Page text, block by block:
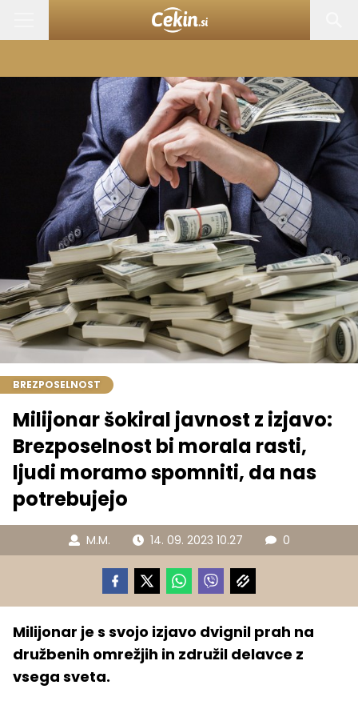
BREZPOSELNOST
Milijonar šokiral javnost z izjavo:
Brezposelnost bi morala rasti,
ljudi moramo spomniti, da nas
potrebujejo
M.M. 14. 09. 2023 10.27 0
Milijonar je s svojo izjavo dvignil prah na
družbenih omrežjih in združil delavce z
vsega sveta.